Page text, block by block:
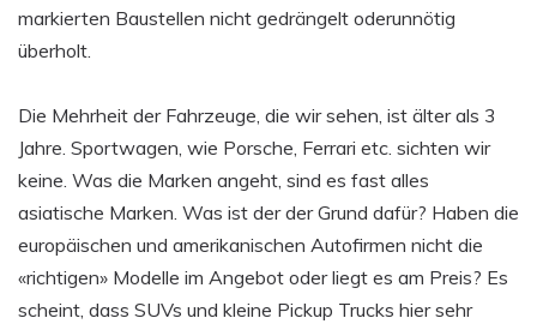
markierten Baustellen nicht gedrängelt oderunnötig
überholt.
Die Mehrheit der Fahrzeuge, die wir sehen, ist älter als 3
Jahre. Sportwagen, wie Porsche, Ferrari etc. sichten wir
keine. Was die Marken angeht, sind es fast alles
asiatische Marken. Was ist der der Grund dafür? Haben die
europäischen und amerikanischen Autofirmen nicht die
«richtigen» Modelle im Angebot oder liegt es am Preis? Es
scheint, dass SUVs und kleine Pickup Trucks hier sehr